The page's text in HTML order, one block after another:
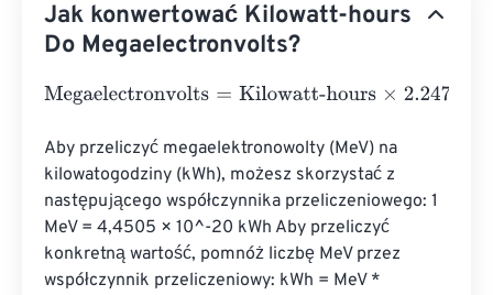
Jak konwertować Kilowatt-hours
Do Megaelectronvolts?
Megaelectronvolts=Kilowatt-hours×2.247e 19
Aby przeliczyć megaelektronowolty (MeV) na
kilowatogodziny (kWh), możesz skorzystać z
następującego współczynnika przeliczeniowego: 1
MeV = 4,4505 × 10^-20 kWh Aby przeliczyć
konkretną wartość, pomnóż liczbę MeV przez
współczynnik przeliczeniowy: kWh = MeV *